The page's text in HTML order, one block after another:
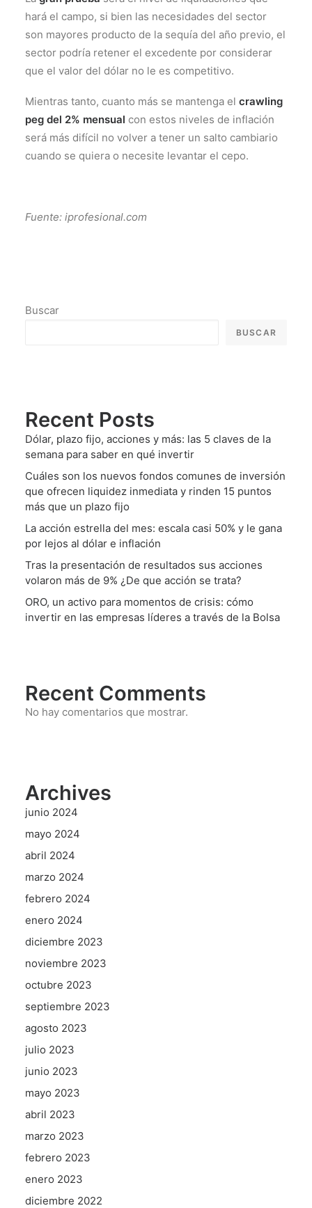
hará el campo, si bien las necesidades del sector
son mayores producto de la sequía del año previo, el
sector podría retener el excedente por considerar
que el valor del dólar no le es competitivo.
Mientras tanto, cuanto más se mantenga el crawling
peg del 2% mensual con estos niveles de inflación
será más difícil no volver a tener un salto cambiario
cuando se quiera o necesite levantar el cepo.
Fuente: iprofesional.com
Buscar
BUSCAR
Recent Posts
Dólar, plazo fijo, acciones y más: las 5 claves de la
semana para saber en qué invertir
Cuáles son los nuevos fondos comunes de inversión
que ofrecen liquidez inmediata y rinden 15 puntos
más que un plazo fijo
La acción estrella del mes: escala casi 50% y le gana
por lejos al dólar e inflación
Tras la presentación de resultados sus acciones
volaron más de 9% ¿De que acción se trata?
ORO, un activo para momentos de crisis: cómo
invertir en las empresas líderes a través de la Bolsa
Recent Comments
No hay comentarios que mostrar.
Archives
junio 2024
mayo 2024
abril 2024
marzo 2024
febrero 2024
enero 2024
diciembre 2023
noviembre 2023
octubre 2023
septiembre 2023
agosto 2023
julio 2023
junio 2023
mayo 2023
abril 2023
marzo 2023
febrero 2023
enero 2023
diciembre 2022